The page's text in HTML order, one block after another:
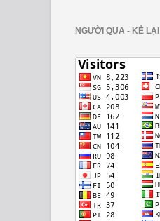
NGƯỜI QUA - KẺ LẠI